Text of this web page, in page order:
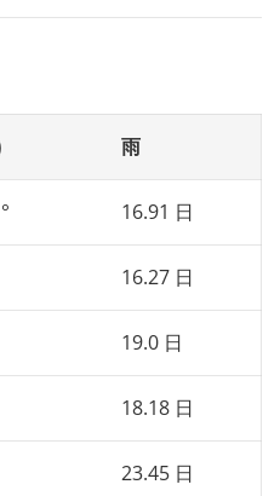
雨
16.91 日
16.27 日
19.0 日
18.18 日
23.45 日